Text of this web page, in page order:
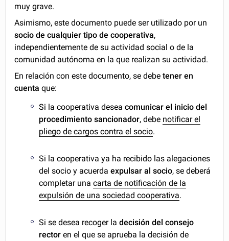
muy grave.
Asimismo, este documento puede ser utilizado por un
socio de cualquier tipo de cooperativa,
independientemente de su actividad social o de la
comunidad autónoma en la que realizan su actividad.
En relación con este documento, se debetener en
cuenta que:
Si la cooperativa deseacomunicar el inicio del
procedimiento sancionador, debe notificar el
pliego de cargos contra el socio.
Si la cooperativa ya ha recibido las alegaciones
del socio y acuerdaexpulsar al socio, se deberá
completar unacarta de notificación de la
expulsión de una sociedad cooperativa.
Si se desea recoger ladecisión del consejo
rector en el que se aprueba la decisión de